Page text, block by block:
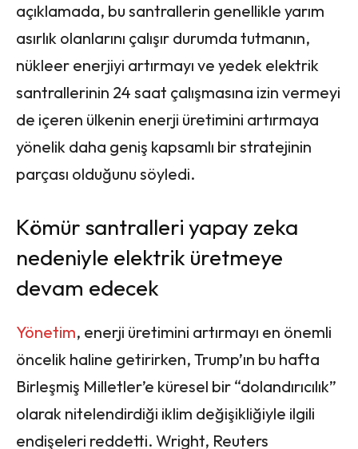
açıklamada, bu santrallerin genellikle yarım
asırlık olanlarını çalışır durumda tutmanın,
nükleer enerjiyi artırmayı ve yedek elektrik
santrallerinin 24 saat çalışmasına izin vermeyi
de içeren ülkenin enerji üretimini artırmaya
yönelik daha geniş kapsamlı bir stratejinin
parçası olduğunu söyledi.
Kömür santralleri yapay zeka
nedeniyle elektrik üretmeye
devam edecek
Yönetim, enerji üretimini artırmayı en önemli
öncelik haline getirirken, Trump’ın bu hafta
Birleşmiş Milletler’e küresel bir “dolandırıcılık”
olarak nitelendirdiği iklim değişikliğiyle ilgili
endişeleri reddetti. Wright, Reuters